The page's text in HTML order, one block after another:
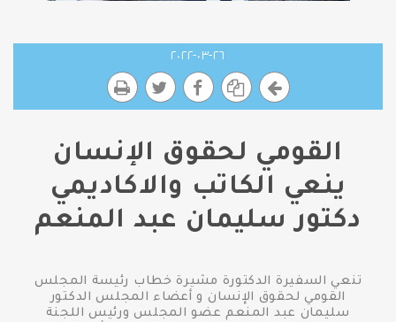
٢٦-٠٣-٢٠٢٢
القومي لحقوق الإنسان
ينعي الكاتب والاكاديمي
دكتور سليمان عبد المنعم
تنعي السفيرة الدكتورة مشيرة خطاب رئيسة المجلس
القومي لحقوق الإنسان و أعضاء المجلس الدكتور
سليمان عبد المنعم عضو المجلس ورئيس اللجنة